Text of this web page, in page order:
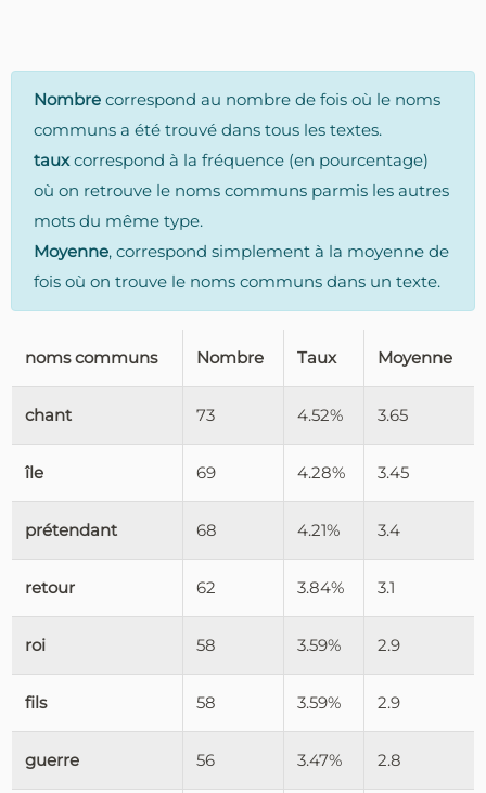
Nombre correspond au nombre de fois où le noms
communs a été trouvé dans tous les textes.
tauxcorrespond à la fréquence (en pourcentage)
où on retrouve le noms communs parmis les autres
mots du même type.
Moyenne, correspond simplement à la moyenne de
fois où on trouve le noms communs dans un texte.
noms communs Nombre Taux Moyenne
chant 73 4.52% 3.65
île 69 4.28% 3.45
prétendant 68 4.21% 3.4
retour 62 3.84% 3.1
roi 58 3.59% 2.9
fils 58 3.59% 2.9
guerre 56 3.47% 2.8